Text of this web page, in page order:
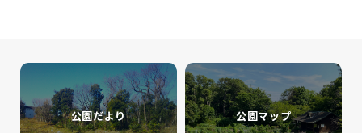
公園だより 公園マップ